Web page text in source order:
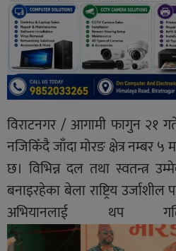
विराटनगर / आगामी फागुन २१ गते
नजिकिँदै जाँदा मोरङ क्षेत्र नम्बर ५
छ। विभिन्न दल तथा स्वतन्त्र
बनाइरहेका बेला राष्ट्रिय
अभियानलाई थप